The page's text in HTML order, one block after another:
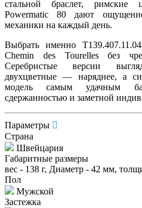
стальной браслет, римские
Powermatic 80 дают
механики на каждый день.
Выбрать именно
Chemin des Tourelles без
Серебристые версии
двухцветные — наряднее, а
модель самым удачным
сдержанностью и заметной
Параметры
Страна
Швейцария
Габаритные размеры
вес - 138 г, Диаметр - 42 мм,
Пол
Мужской
Застежка